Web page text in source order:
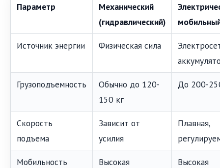
Параметр
Механический
(гидравлический)
Источник энергии Физическая сила
Грузоподъемность
Обычно до 120-
150 кг
До 200-
Скорость
подъема
Зависит от
усилия
Плавная,
Мобильность Высокая Высокая